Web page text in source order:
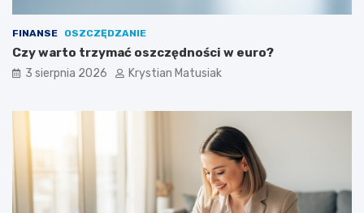
FINANSE OSZCZĘDZANIE
Czy warto trzymać oszczędności w euro?
3 sierpnia 2026 Krystian Matusiak